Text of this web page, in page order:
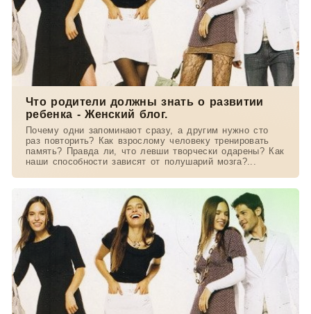
Что родители должны знать о развитии
ребенка - Женский блог.
Почему одни запоминают сразу, а другим нужно сто
раз повторить? Как взрослому человеку тренировать
память? Правда ли, что левши творчески одарены? Как
наши способности зависят от полушарий мозга?...